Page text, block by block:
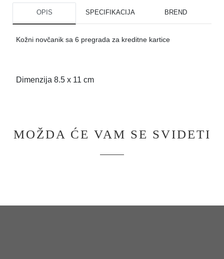
OPIS SPECIFIKACIJA BREND
Kožni novčanik sa 6 pregrada za kreditne kartice
Dimenzija 8.5 x 11 cm
MOŽDA ĆE VAM SE SVIDETI